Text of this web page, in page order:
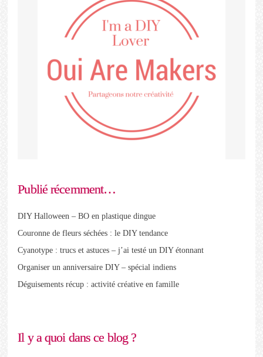
Publié récemment…
DIY Halloween – BO en plastique dingue
Couronne de fleurs séchées : le DIY tendance
Cyanotype : trucs et astuces – j’ai testé un DIY étonnant
Organiser un anniversaire DIY – spécial indiens
Déguisements récup : activité créative en famille
Il y a quoi dans ce blog ?